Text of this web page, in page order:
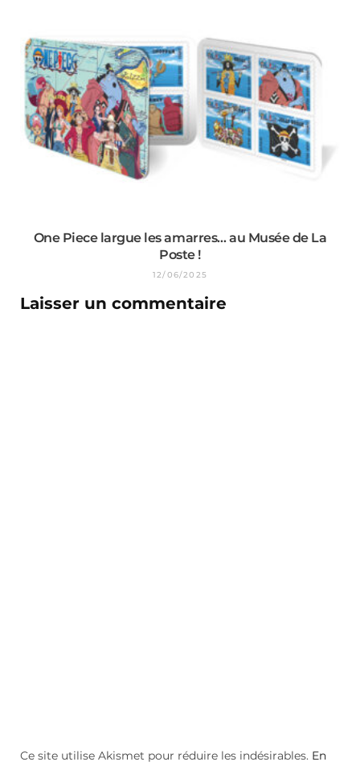
One Piece largue les amarres… au Musée de La
Poste !
12/06/2025
Laisser un commentaire
Ce site utilise Akismet pour réduire les indésirables. En